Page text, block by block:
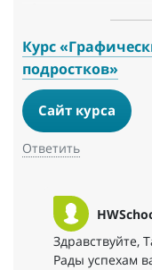
рисовать в
творить. Занимаемся
нарисовала около 10
ребенок с
Нам очень нравится
дизайну по
любом удобном
приболел; занятия
следующее занятие.
школы впечатления
Администраторы
оборвалось
Курс
подростков»
Сайт курса
Ответить
Здравствуйте,
Рады успехам